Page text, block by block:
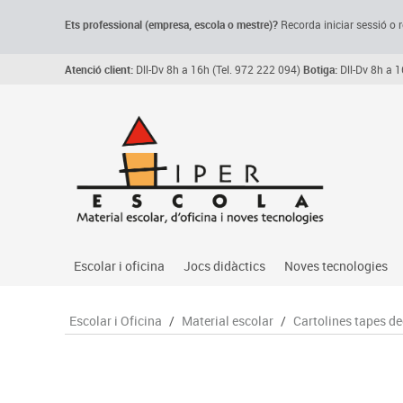
Ets professional (empresa, escolao mestre)? Recorda iniciar sessió o
Atenció client: Dll-Dv 8h a 16h (Tel. 972 222 094)Botiga: Dll-Dv 8h a
Escolar i oficina
Arxiu, carpetes i classificadors
Jocs didàctics
Primeres edats
Noves tecnologies
Audio
Escolar i Oficina / Material escolar / Cartolines tapes